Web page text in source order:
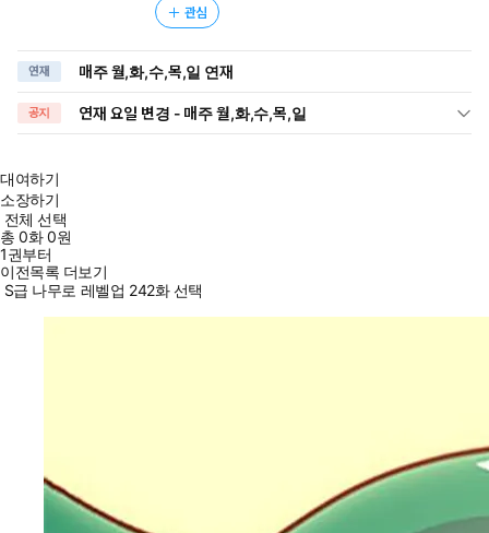
관심
연재 매주 월,화,수,목,일 연재
공지 연재 요일 변경 - 매주 월,화,수,목,일
대여하기
소장하기
전체 선택
총0화0원
1권부터
이전목록 더보기
S급 나무로 레벨업 242화 선택